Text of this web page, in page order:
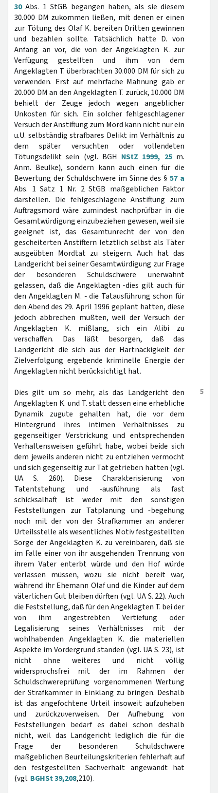
30Abs. 1 StGB begangen haben, als sie diesem
30.000 DM zukommen ließen, mit denen er einen
zur Tötung des Olaf K. bereiten Dritten gewinnen
und bezahlen sollte. Tatsächlich hatte D. von
Anfang an vor, die von der Angeklagten K. zur
Verfügung gestellten und ihm von dem
Angeklagten T. überbrachten 30.000 DM für sich zu
verwenden. Erst auf mehrfache Mahnung gab er
20.000 DM an den Angeklagten T. zurück, 10.000 DM
behielt der Zeuge jedoch wegen angeblicher
Unkosten für sich. Ein solcher fehlgeschlagener
Versuch der Anstiftung zum Mord kann nicht nur ein
u.U. selbständig strafbares Delikt im Verhältnis zu
dem später versuchten oder vollendeten
Tötungsdelikt sein (vgl. BGH NStZ 1999, 25m.
Anm. Beulke), sondern kann auch einen für die
Bewertung der Schuldschwere im Sinne des §57 a
Abs. 1 Satz 1 Nr. 2 StGB maßgeblichen Faktor
darstellen. Die fehlgeschlagene Anstiftung zum
Auftragsmord wäre zumindest nachprüfbar in die
Gesamtwürdigung einzubeziehen gewesen, weil sie
geeignet ist, das Gesamtunrecht der von den
gescheiterten Anstiftern letztlich selbst als Täter
ausgeübten Mordtat zu steigern. Auch hat das
Landgericht bei seiner Gesamtwürdigung zur Frage
der besonderen Schuldschwere unerwähnt
gelassen, daß die Angeklagten -dies gilt auch für
den Angeklagten M. - die Tatausführung schon für
den Abend des 29. April 1996 geplant hatten, diese
jedoch abbrechen mußten, weil der Versuch der
Angeklagten K. mißlang, sich ein Alibi zu
verschaffen. Das läßt besorgen, daß das
Landgericht die sich aus der Hartnäckigkeit der
Zielverfolgung ergebende kriminelle Energie der
Angeklagten nicht berücksichtigt hat.
5
Dies gilt um so mehr, als das Landgericht den
Angeklagten K. und T. statt dessen eine erhebliche
Dynamik zugute gehalten hat, die vor dem
Hintergrund ihres intimen Verhältnisses zu
gegenseitiger Verstrickung und entsprechenden
Verhaltensweisen geführt habe, wobei beide sich
dem jeweils anderen nicht zu entziehen vermocht
und sich gegenseitig zur Tat getrieben hätten (vgl.
UA S. 260). Diese Charakterisierung von
Tatentstehung und -ausführung als fast
schicksalhaft ist weder mit den sonstigen
Feststellungen zur Tatplanung und -begehung
noch mit der von der Strafkammer an anderer
Urteilsstelle als wesentliches Motiv festgestellten
Sorge der Angeklagten K. zu vereinbaren, daß sie
im Falle einer von ihr ausgehenden Trennung von
ihrem Vater enterbt würde und den Hof würde
verlassen müssen, wozu sie nicht bereit war,
während ihr Ehemann Olaf und die Kinder auf dem
väterlichen Gut bleiben dürften (vgl. UA S. 22). Auch
die Feststellung, daß für den Angeklagten T. bei der
von ihm angestrebten Vertiefung oder
Legalisierung seines Verhältnisses mit der
wohlhabenden Angeklagten K. die materiellen
Aspekte im Vordergrund standen (vgl. UA S. 23), ist
nicht ohne weiteres und nicht völlig
widerspruchsfrei mit der im Rahmen der
Schuldschwereprüfung vorgenommenen Wertung
der Strafkammer in Einklang zu bringen. Deshalb
ist das angefochtene Urteil insoweit aufzuheben
und zurückzuverweisen. Der Aufhebung von
Feststellungen bedarf es dabei schon deshalb
nicht, weil das Landgericht lediglich die für die
Frage der besonderen Schuldschwere
maßgeblichen Beurteilungskriterien fehlerhaft auf
den festgestellten Sachverhalt angewandt hat
(vgl. BGHSt 39,208,210).